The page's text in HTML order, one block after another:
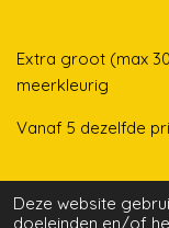
Deze website
doeleinden en/of
Extra groot (max
meerkleurig
Vanaf 5 dezelfde
Bij aankoop van